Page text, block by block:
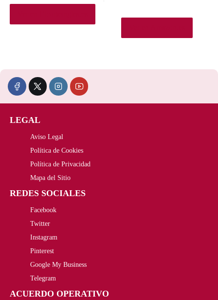
LEGAL
Aviso Legal
Política de Cookies
Política de Privacidad
Mapa del Sitio
REDES SOCIALES
Facebook
Twitter
Instagram
Pinterest
Google My Business
Telegram
ACUERDO OPERATIVO